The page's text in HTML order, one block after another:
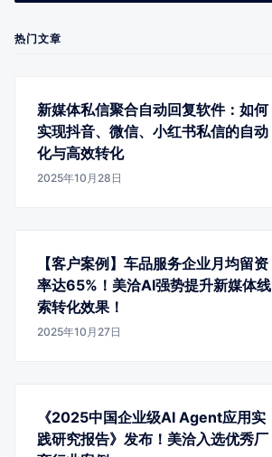
热门文章
新媒体私信聚合自动回复软件：如何
实现抖音、微信、小红书私信的自动
化与高效转化
2025年10月28日
【客户案例】车品服务企业月均留资
率达65%！美洽AI强势提升新媒体线
索转化效果！
2025年10月27日
《2025中国企业级AI Agent应用实
践研究报告》发布！美洽入选优秀厂